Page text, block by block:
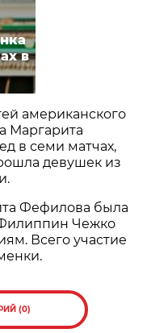
в
американского
Маргарита
в семи матчах,
девушек из
Фефилова была
Чежко
Всего участие
(0)